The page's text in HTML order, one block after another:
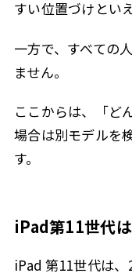
すい位置づけといえ
一方で、すべての
ません。
ここからは、「ど
場合は別モデルを
す。
iPad第11世代
iPad 第11世代は